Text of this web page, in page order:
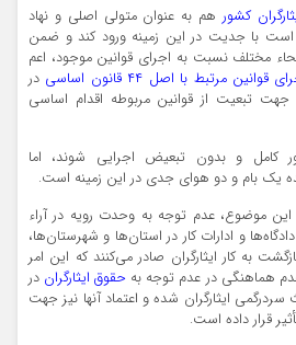
کشورهم به عنوان متولی اصلی و نهاد
است با جدیت در این زمینه ورود کند و ضمن
مختلف نسبت به اجرای قوانین موجود، اعم
قوانین مرتبط با اصل ۴۴ قانون اساسی
در
تبعيت از قوانین مربوطه اقدام اساسی
کامل و بدون تبعیض اجرایی شوند، اما
یک بام و دو هوای جدی در این زمینه است.
موضوع، عدم توجه به وحدت رویه در آراء
و ادارات کار در استان‌ها و شهرستان‌ها،
به کار ایثارگران صادر می‌کنند که این امر
هماهنگی در عدم توجه به حقوق ایثارگران در
ایثارگران شده و اعتماد آنها نیز جهت
قرار داده است.